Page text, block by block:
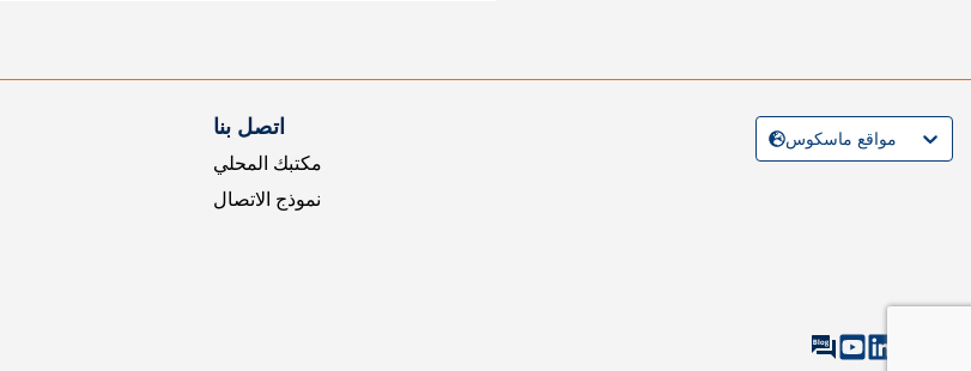
اتصل بنا
مكتبك المحلي
نموذج الاتصال
مواقع ماسكوس